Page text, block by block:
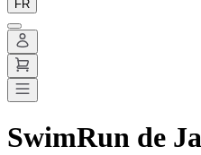
FR
SwimRun de